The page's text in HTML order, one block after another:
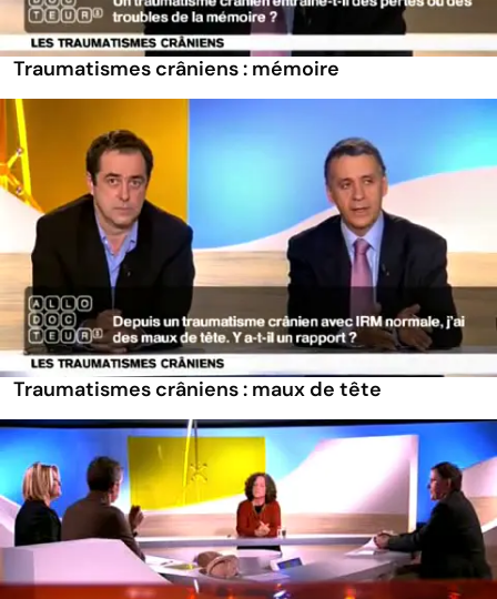
Traumatismes crâniens : mémoire
Traumatismes crâniens : maux de tête